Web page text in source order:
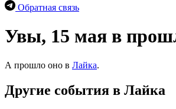
Обратная связь
Увы, 15 мая в
А прошло оно в Лайка.
Другие события в Лайка